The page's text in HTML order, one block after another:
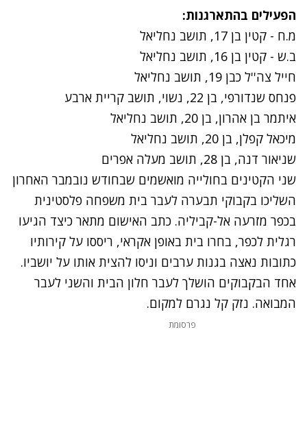
הפעילים בהתארגנות:
מ.ח - קטין בן 17, תושב נחליאל
ב.ש - קטין בן 16, תושב נחליאל
חייל צה''ל כבן 19, תושב נחליאל
פנחס שנדורפי, בן 22, נשוי, תושב קריית ארבע
איתמר בן אהרון, בן 20, תושב נחליאל
מיכאל קפלן, בן 20, תושב נחליאל
שניאור דנה, בן 28, תושב מעלה אפרים
שני הקטינים בחולייה מואשמים שבחודש נובמבר האחרון
השליכו בקבוקי תבערה לעבר בית משפחה פלסטינית
בכפר מזרעה אל-קביליה. כתב האישום מתאר כיצד הגיעו
רגלית לכפר, בחרו בית באופן אקראי, ריססו על קירותיו
כתובות נאצה בגנות ערבים וניסו להצית אותו על יושביו.
אחד הבקבוקים הושלך לעבר חלון הבית והשני לעבר
המבואה. נזק קל נגרם למקום.
פרסומת